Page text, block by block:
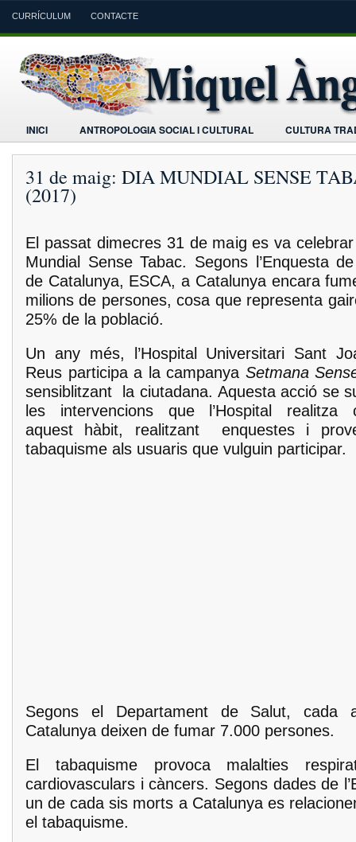
CURRÍCULUM CONTACTE
INICI ANTROPOLOGIA SOCIAL I CULTURAL CULTURA
31 de maig: DIA MUNDIAL SENSE
(2017)
El passat dimecres 31 de maig es va
Mundial Sense Tabac. Segons l’Enquesta
de Catalunya, ESCA, a Catalunya encara
milions de persones, cosa que representa
25% de la població.
Un any més, l’Hospital Universitari Sant
Reus participa a la campanya Setmana
sensiblitzant la ciutadana. Aquesta acció se
les intervencions que l’Hospital realitza
aquest hàbit, realitzant enquestes i
tabaquisme als usuaris que vulguin participar.
Segons el Departament de Salut, cada
Catalunya deixen de fumar 7.000 persones.
El tabaquisme provoca malalties
cardiovasculars i càncers. Segons dades de
un de cada sis morts a Catalunya es
el tabaquisme.